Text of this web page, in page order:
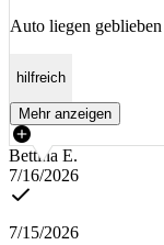
Auto liegen geblieben
hilfreich
Mehr anzeigen
Bettina E.
7/16/2026
7/15/2026